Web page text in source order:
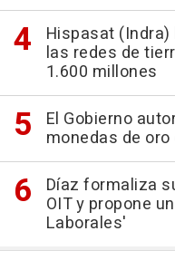
Hispasat
las redes de
1.600 millones
El Gobierno
monedas de
Díaz formaliza
OIT y propone
Laborales'